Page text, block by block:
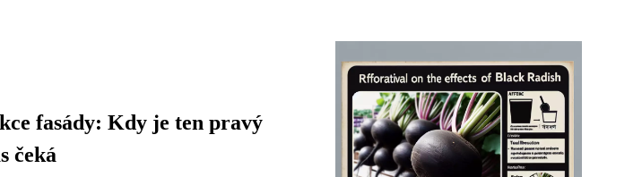
fasády: Kdy je ten pravý
čeká